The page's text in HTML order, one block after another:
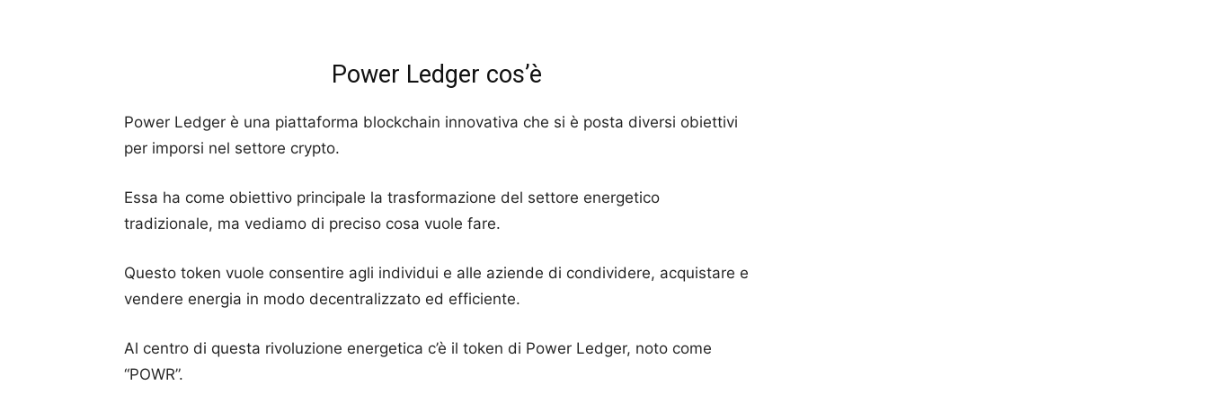
Power Ledger cos’è
Power Ledger è una piattaforma blockchain innovativa che si è posta diversi obiettivi
per imporsi nel settore crypto.
Essa ha come obiettivo principale la trasformazione del settore energetico
tradizionale, ma vediamo di preciso cosa vuole fare.
Questo token vuole consentire agli individui e alle aziende di condividere, acquistare e
vendere energia in modo decentralizzato ed efficiente.
Al centro di questa rivoluzione energetica c’è il token di Power Ledger, noto come
“POWR”.